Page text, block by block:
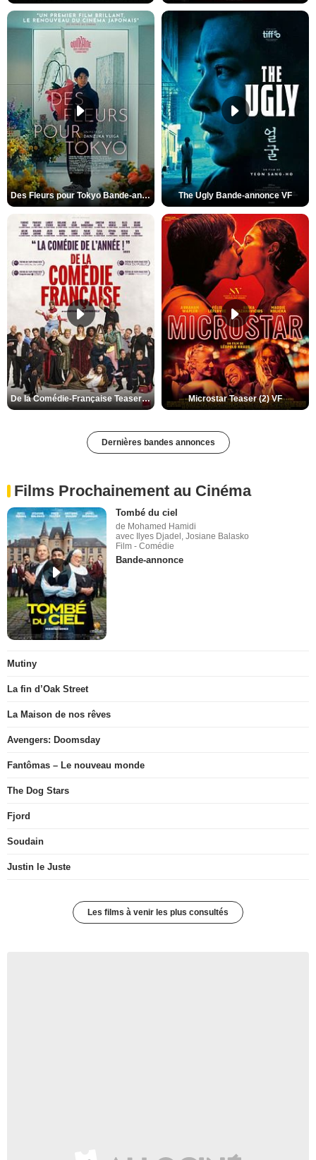
Des Fleurs pour Tokyo Bande-annonce VO STFR The Ugly Bande-annonce VF
De la Comédie-Française Teaser (3) VF Microstar Teaser (2) VF
Dernières bandes annonces
Films Prochainement au Cinéma
Tombé du ciel
de Mohamed Hamidi
avec Ilyes Djadel, Josiane Balasko
Film - Comédie
Bande-annonce
Mutiny
La fin d’Oak Street
La Maison de nos rêves
Avengers: Doomsday
Fantômas – Le nouveau monde
The Dog Stars
Fjord
Soudain
Justin le Juste
Les films à venir les plus consultés